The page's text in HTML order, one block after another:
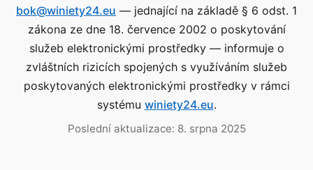
bok@winiety24.eu — jednající na základě § 6 odst. 1
zákona ze dne 18. července 2002 o poskytování
služeb elektronickými prostředky — informuje o
zvláštních rizicích spojených s využíváním služeb
poskytovaných elektronickými prostředky v rámci
systému winiety24.eu.
Poslední aktualizace: 8. srpna 2025